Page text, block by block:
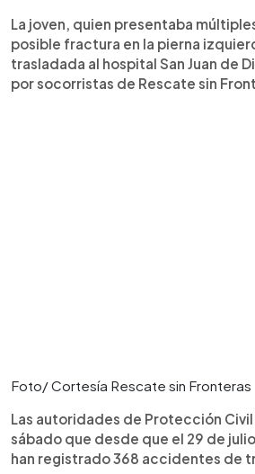
La joven, quien presentaba
posible fractura en la pierna
trasladada al hospital San Juan de
por socorristas de Rescate sin
Foto/ Cortesía Rescate sin Fronteras
Las autoridades de Protección
sábado que desde que el 29 de
han registrado 368 accidentes de